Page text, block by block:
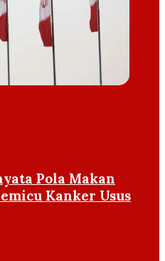
Pola Makan
Kanker Usus